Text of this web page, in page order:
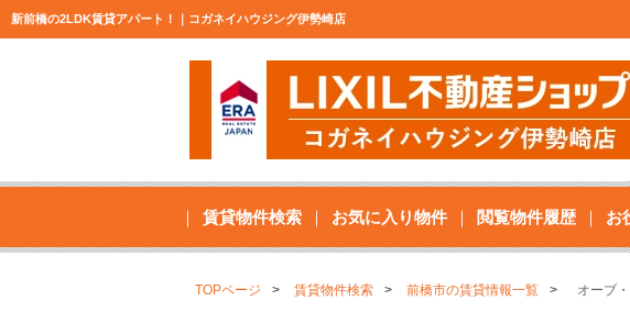
新前橋の2LDK賃貸アパート！｜コガネイハウジング伊勢崎店
賃貸物件検索 お気に入り物件 閲覧物件履歴 お
TOPページ 賃貸物件検索 前橋市の賃貸情報一覧 オーブ